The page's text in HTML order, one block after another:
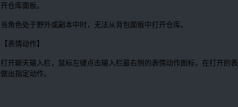
开仓库面板。
当角色处于野外或副本中时，无法从背包面板中打开仓库。
【表情动作】
打开聊天输入栏，鼠标左键点击输入栏最右侧的表情动作图标，在打开的
做出指定动作。